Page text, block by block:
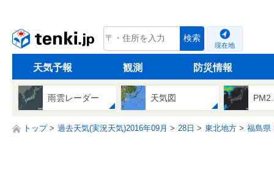
tenki.jp 検索
現在地
天気予報 観測 防災情報
雨雲レーダー 天気図
トップ 過去天気(実況天気)2016年09月 28日 東北地方 福島県